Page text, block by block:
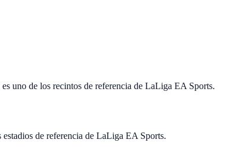
uno de los recintos de referencia de LaLiga EA Sports.
de referencia de LaLiga EA Sports.